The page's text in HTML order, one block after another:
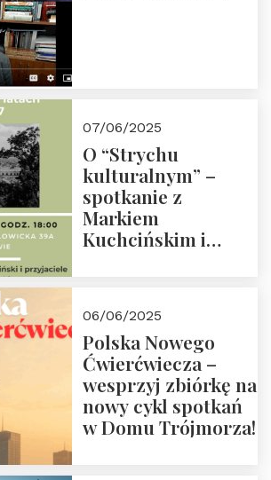
07/06/2025
O “Strychu
kulturalnym” –
spotkanie z
Markiem
Kuchcińskim i
18:00
06/06/2025
Polska Nowego
Ćwierćwiecza –
wesprzyj zbiórkę na
nowy cykl spotkań
w Domu Trójmorza!